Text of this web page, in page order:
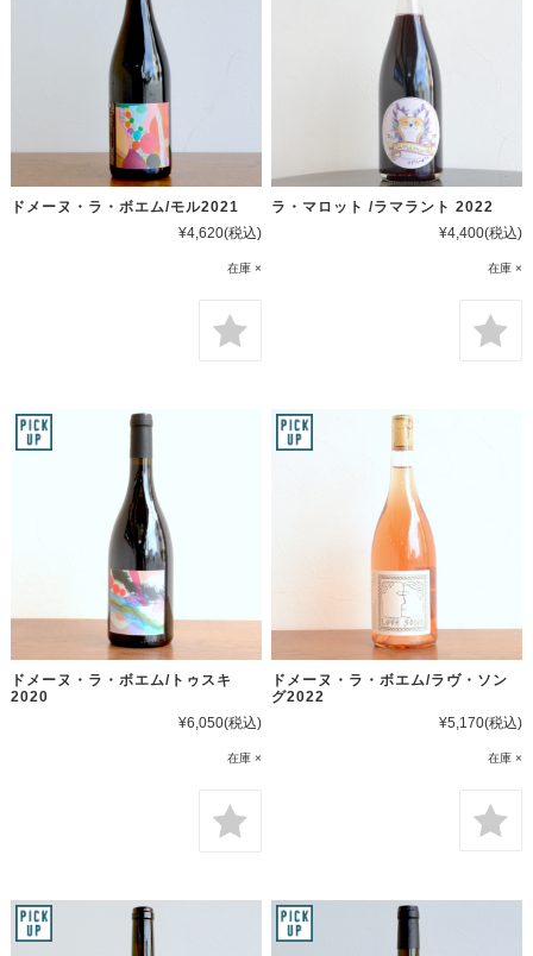
ドメーヌ・ラ・ボエム/モル2021
¥4,620(税込)
在庫 ×
ラ・マロット /ラマラント 2022
¥4,400(税込)
在庫 ×
ドメーヌ・ラ・ボエム/トゥスキ
2020
¥6,050(税込)
在庫 ×
ドメーヌ・ラ・ボエム/ラヴ・ソン
グ2022
¥5,170(税込)
在庫 ×